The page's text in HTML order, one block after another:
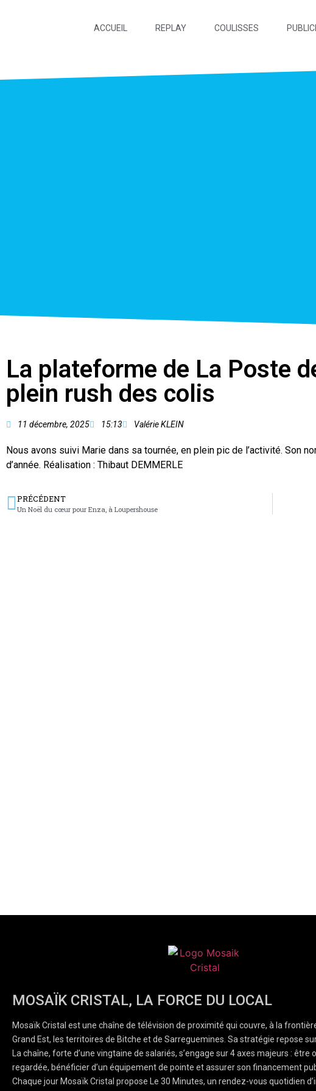
ACCUEIL REPLAY COULISSES
La plateforme de La Poste
plein rush des colis
11 décembre, 2025 15:13 Valérie KLEIN
Nous avons suivi Marie dans sa tournée, en plein pic de l’activité. Son
d’année. Réalisation : Thibaut DEMMERLE
PRÉCÉDENT
Un Noël du cœur pour Enza, à Loupershouse
MOSAÏK CRISTAL, LA FORCE DU LOCAL
Mosaïk Cristal est une chaîne de télévision de proximité qui couvre, à la
Grand Est, les territoires de Bitche et de Sarreguemines. Sa stratégie repose
La chaîne, forte d’une vingtaine de salariés, s’engage sur 4 axes majeurs : être
regardée, bénéficier d’un équipement de pointe et assurer son financement
Chaque jour Mosaïk Cristal propose Le 30 Minutes, un rendez-vous quotidien